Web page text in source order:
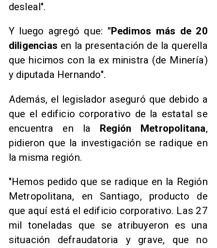
desleal".
Y luego agregó que: "Pedimos más de 20
diligencias en la presentación de la querella
que hicimos con la ex ministra (de Minería)
y diputada Hernando".
Además, el legislador aseguró que debido a
que el edificio corporativo de la estatal se
encuentra en la Región Metropolitana,
pidieron que la investigación se radique en
la misma región.
"Hemos pedido que se radique en la Región
Metropolitana, en Santiago, producto de
que aquí está el edificio corporativo. Las 27
mil toneladas que se atribuyeron es una
situación defraudatoria y grave, que no